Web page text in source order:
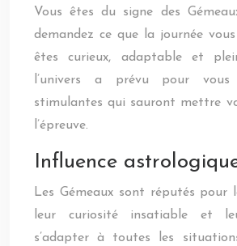
Vous êtes du signe des
demandez ce que la journée
êtes curieux, adaptable et
l’univers a prévu pour vous
stimulantes qui sauront mettre
l’épreuve.
Influence
Les Gémeaux sont réputés pour
leur curiosité insatiable et
s’adapter à toutes les